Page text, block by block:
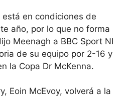
está en condiciones de
año, por lo que no forma
Meenagh a BBC Sport NI
de su equipo por 2-16 y
la Copa Dr McKenna.
Eoin McEvoy, volverá a la